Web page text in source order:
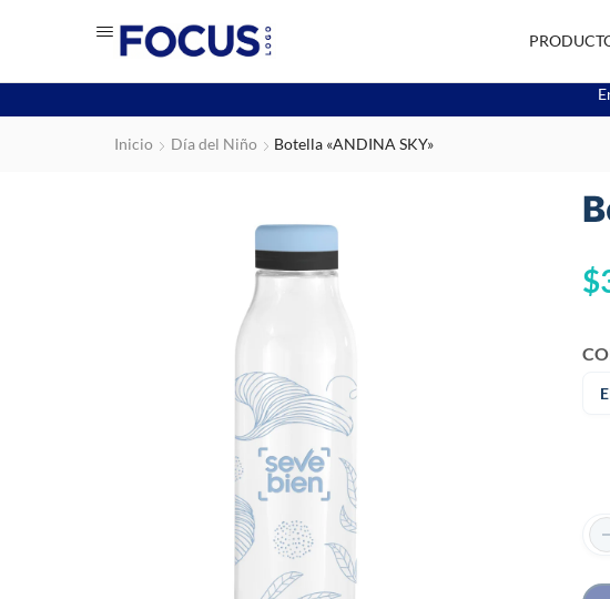
Inicio Día del Niño Botella «ANDINA SKY»
$